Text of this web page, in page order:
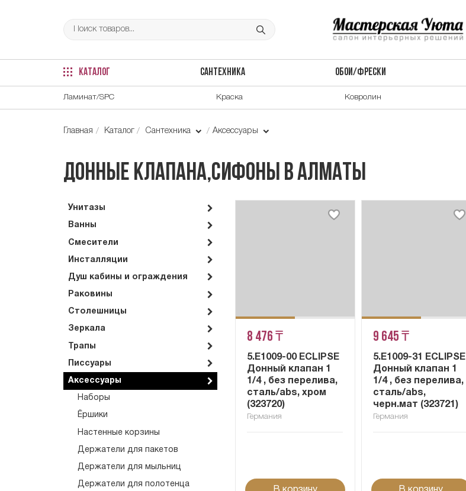
КАТАЛОГ САНТЕХНИКА ОБОИ/ФРЕСКИ
Ламинат/SPC Краска Ковролин
Главная Каталог Сантехника Аксессуары
Донные клапана,сифоны в Алматы
Унитазы
Ванны
Смесители
Инсталляции
Душ кабины и ограждения
Раковины
Столешницы
Зеркала
Трапы
Писсуары
Аксессуары
Наборы
Ёршики
Настенные корзины
Держатели для пакетов
Держатели для мыльниц
Держатели для полотенца
8 476 ₸
5.E1009-00 ECLIPSE
Донный клапан 1
1/4 , без перелива,
сталь/abs, хром
(323720)
Германия
9 645 ₸
5.E1009-31 ECLIPSE
Донный клапан 1
1/4 , без перелива,
сталь/abs,
черн.мат (323721)
Германия